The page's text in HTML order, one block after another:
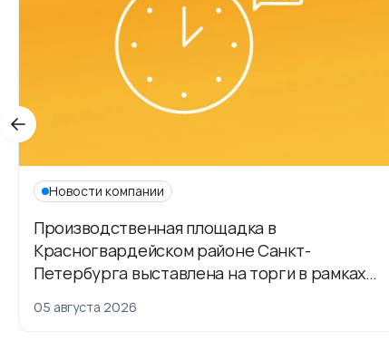
Новости компании
Производственная площадка в
Красногвардейском районе Санкт-
Петербурга выставлена на торги в рамках
05 августа 2026